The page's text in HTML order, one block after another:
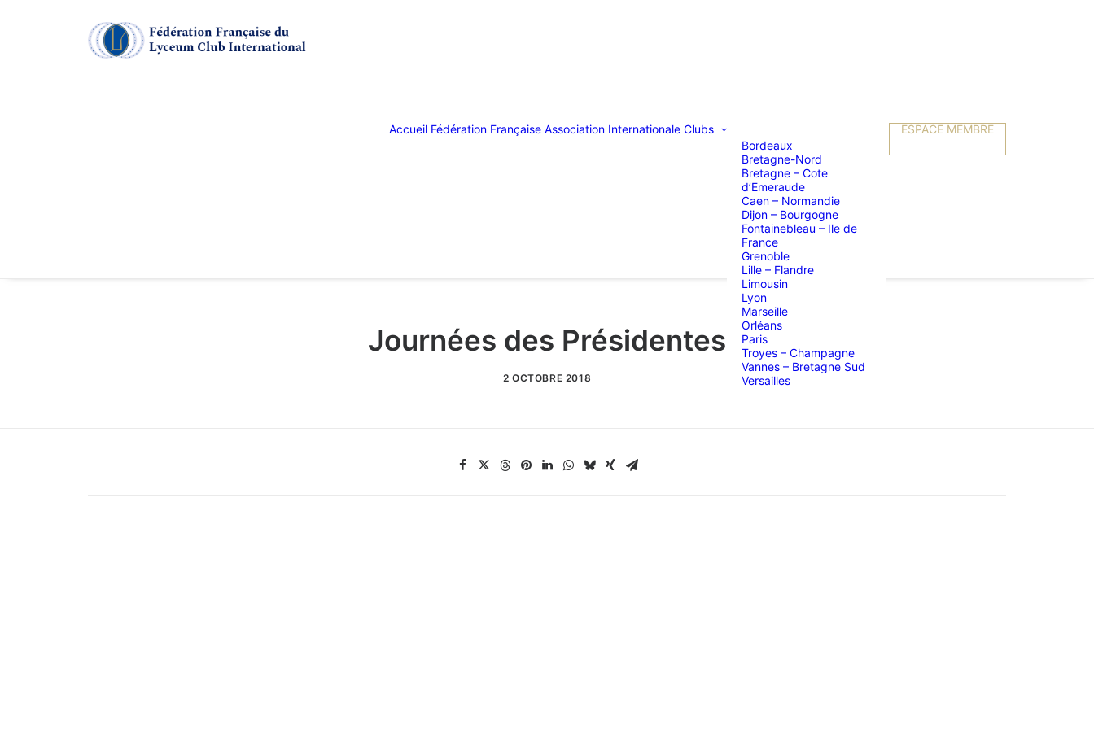
Accueil Fédération Française Association Internationale Clubs
Bordeaux
Bretagne-Nord
Bretagne – Cote
d’Emeraude
Caen – Normandie
Dijon – Bourgogne
Fontainebleau – Ile de
France
Grenoble
Lille – Flandre
Limousin
Lyon
Marseille
Orléans
Paris
Troyes – Champagne
Vannes – Bretagne Sud
Versailles
ESPACE MEMBRE
Journées des Présidentes
2 OCTOBRE 2018